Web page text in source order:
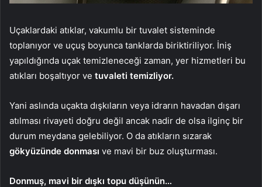
Uçaklardaki atıklar, vakumlu bir tuvalet sisteminde
toplanıyor ve uçuş boyunca tanklarda biriktiriliyor. İniş
yapıldığında uçak temizleneceği zaman, yer hizmetleri bu
atıkları boşaltıyor ve tuvaleti temizliyor.
Yani aslında uçakta dışkıların veya idrarın havadan dışarı
atılması rivayeti doğru değil ancak nadir de olsa ilginç bir
durum meydana gelebiliyor. O da atıkların sızarak
gökyüzünde donması ve mavi bir buz oluşturması.
Donmuş, mavi bir dışkı topu düşünün…